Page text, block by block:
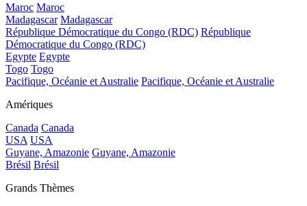
Maroc Maroc
Madagascar Madagascar
République Démocratique du Congo (RDC) République
Démocratique du Congo (RDC)
Egypte Egypte
Togo Togo
Pacifique, Océanie et Australie Pacifique, Océanie et Australie
Amériques
Canada Canada
USA USA
Guyane, Amazonie Guyane, Amazonie
Brésil Brésil
Grands Thèmes